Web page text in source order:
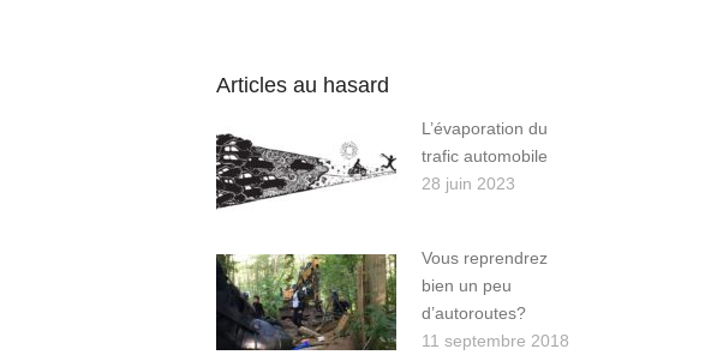
Articles au hasard
L’évaporation du
trafic automobile
28 juin 2023
Vous reprendrez
bien un peu
d’autoroutes?
11 septembre 2018